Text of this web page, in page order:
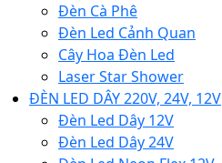
Đèn Cà Phê
Đèn Led Cảnh Quan
Cây Hoa Đèn Led
Laser Star Shower
ĐÈN LED DÂY 220V, 24V, 12V
Đèn Led Dây 12V
Đèn Led Dây 24V